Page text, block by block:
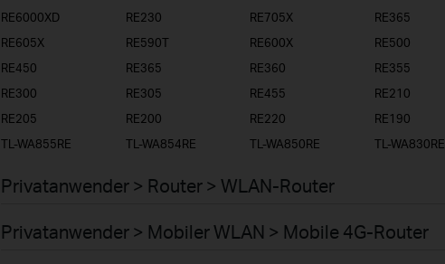
RE6000XD
RE230 RE705X RE365
RE605X
RE590T RE600X RE500
RE450
RE365 RE360 RE355
RE300
RE305 RE455 RE210
RE205
RE200 RE220 RE190
TL-WA855RE
TL-WA854RE TL-WA850RE TL-WA830RE
Privatanwender > Router > WLAN-Router
Privatanwender > Mobiler WLAN > Mobile 4G-Router